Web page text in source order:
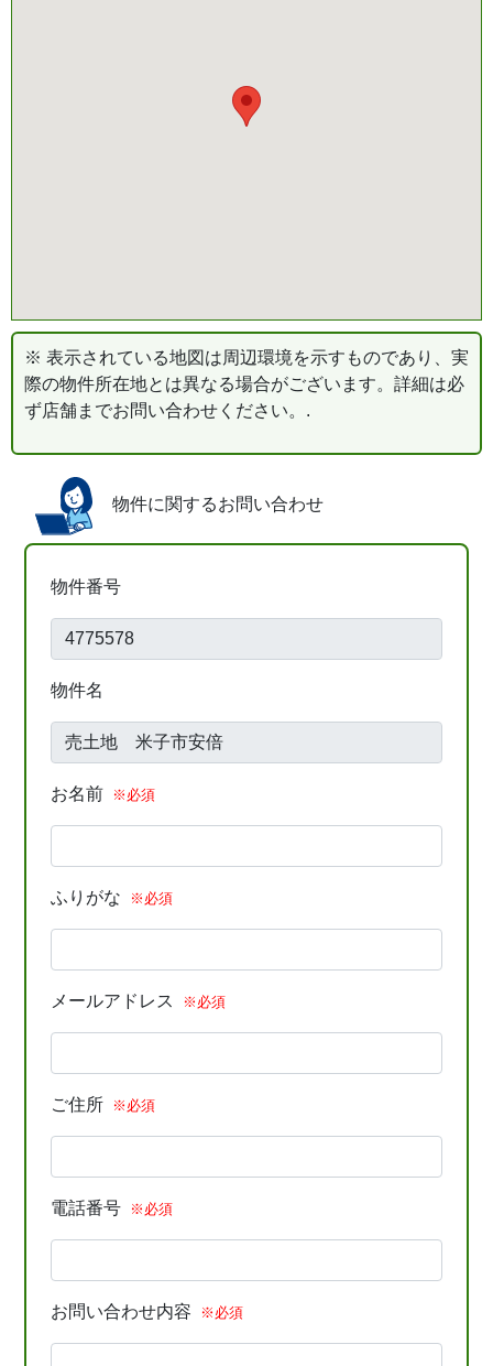
※ 表示されている地図は周辺環境を示すものであり、実
際の物件所在地とは異なる場合がございます。詳細は必
ず店舗までお問い合わせください。.
物件に関するお問い合わせ
物件番号
物件名
お名前 ※必須
ふりがな ※必須
メールアドレス ※必須
ご住所 ※必須
電話番号 ※必須
お問い合わせ内容 ※必須